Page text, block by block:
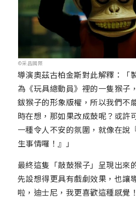
©采昌國際
導演奧茲古柏金斯對此解釋：「
為《玩具總動員》裡的一隻猴子
鈸猴子的形象版權，所以我們不
時在想，那如果改成鼓呢？或許
一種令人不安的氛圍，就像在說
生事情囉！』」
最終這隻「敲鼓猴子」呈現出來
先設想得更具有戲劇效果，也讓
啦，迪士尼，我更喜歡這種感覺！